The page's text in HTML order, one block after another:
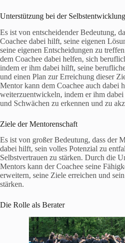
Unterstützung bei der Selbstentwicklung
Es ist von entscheidender Bedeutung,
Coachee dabei hilft, seine eigenen
seine eigenen Entscheidungen zu
dem Coachee dabei helfen, sich
indem er ihm dabei hilft, seine
und einen Plan zur Erreichung dieser
Mentor kann dem Coachee auch dabei
weiterzuentwickeln, indem er ihm
und Schwächen zu erkennen und zu
Ziele der Mentorenschaft
Es ist von großer Bedeutung, dass der
dabei hilft, sein volles Potenzial zu
Selbstvertrauen zu stärken. Durch die
Mentors kann der Coachee seine
erweitern, seine Ziele erreichen und
stärken.
Die Rolle als Berater